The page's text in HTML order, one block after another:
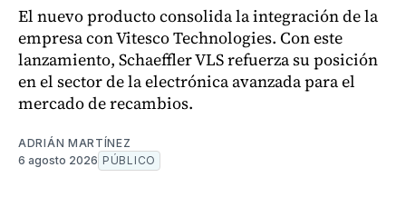
El nuevo producto consolida la integración de la
empresa con Vitesco Technologies. Con este
lanzamiento, Schaeffler VLS refuerza su posición
en el sector de la electrónica avanzada para el
mercado de recambios.
ADRIÁN MARTÍNEZ
6 agosto 2026 PÚBLICO